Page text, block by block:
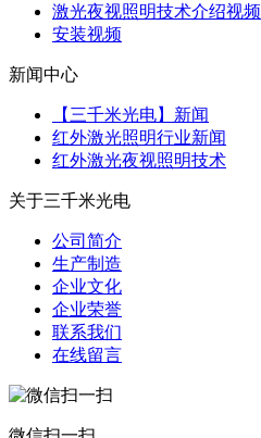
激光夜视照明技术介绍视频
安装视频
新闻中心
【三千米光电】新闻
红外激光照明行业新闻
红外激光夜视照明技术
关于三千米光电
公司简介
生产制造
企业文化
企业荣誉
联系我们
在线留言